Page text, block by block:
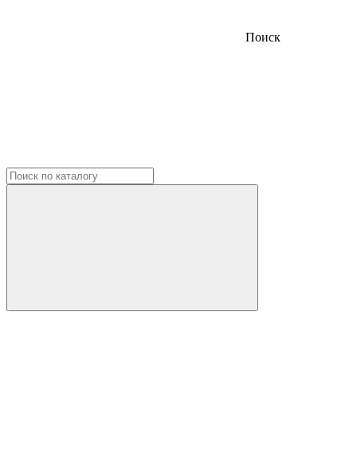
Поиск